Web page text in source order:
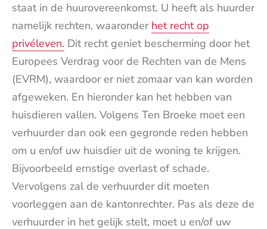
staat in de huurovereenkomst. U heeft als huurder
namelijk rechten, waaronder het recht op
privéleven. Dit recht geniet bescherming door het
Europees Verdrag voor de Rechten van de Mens
(EVRM), waardoor er niet zomaar van kan worden
afgeweken. En hieronder kan het hebben van
huisdieren vallen. Volgens Ten Broeke moet een
verhuurder dan ook een gegronde reden hebben
om u en/of uw huisdier uit de woning te krijgen.
Bijvoorbeeld ernstige overlast of schade.
Vervolgens zal de verhuurder dit moeten
voorleggen aan de kantonrechter. Pas als deze de
verhuurder in het gelijk stelt, moet u en/of uw